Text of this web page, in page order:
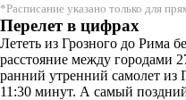
*Расписание указано только для
Перелет в цифрах
Лететь из Грозного до Рима
расстояние между городами
ранний утренний самолет из
11:30 минут. А самый